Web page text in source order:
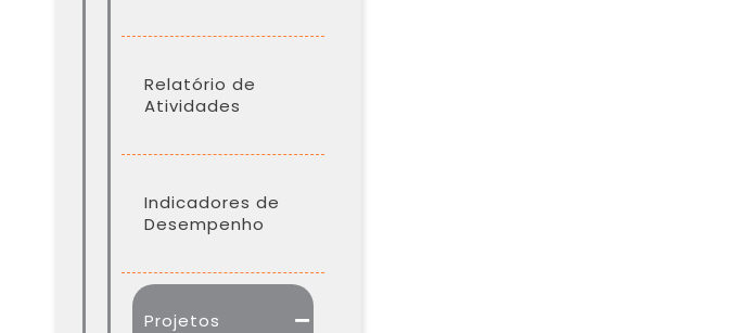
Relatório de
Atividades
Indicadores de
Desempenho
Projetos